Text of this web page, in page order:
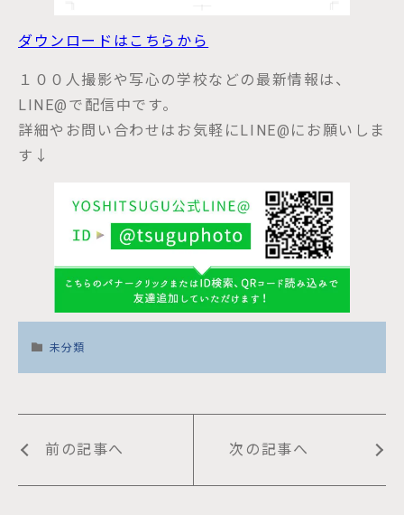
ダウンロードはこちらから
１００人撮影や写心の学校などの最新情報は、
LINE@で配信中です。
詳細やお問い合わせはお気軽にLINE@にお願いしま
す↓
未分類
前の記事へ 次の記事へ